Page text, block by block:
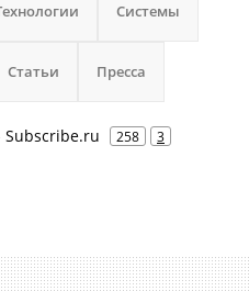
Системы
Статьи Пресса
258 3